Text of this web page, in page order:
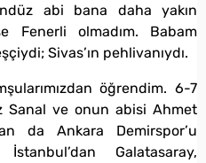
abi bana daha yakın
Fenerli olmadım. Babam
Sivas’ın pehlivanıydı.
öğrendim. 6-7
Sanal ve onun abisi Ahmet
da Ankara Demirspor’u
Galatasaray,